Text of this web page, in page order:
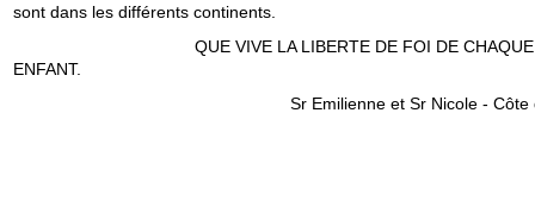
sont dans les différents continents.
QUE VIVE LA LIBERTE DE FOI DE CHAQUE
ENFANT.
Sr Emilienne et Sr Nicole - Côte